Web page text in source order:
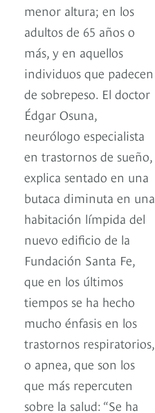
menor altura; en los
adultos de 65 años o
más, y en aquellos
individuos que padecen
de sobrepeso. El doctor
Édgar Osuna,
neurólogo especialista
en trastornos de sueño,
explica sentado en una
butaca diminuta en una
habitación límpida del
nuevo edificio de la
Fundación Santa Fe,
que en los últimos
tiempos se ha hecho
mucho énfasis en los
trastornos respiratorios,
o apnea, que son los
que más repercuten
sobre la salud: “Se ha